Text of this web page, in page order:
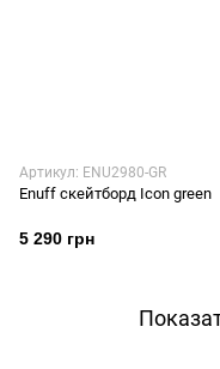
Артикул: ENU2980-GR
Enuff скейтборд Icon green
5 290 грн